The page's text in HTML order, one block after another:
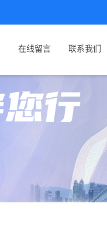
在线留言 联系我们